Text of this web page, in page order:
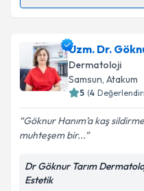
Dr. Ömrüm Korkmaz
oluşturun. Size bu
takvim
Kişisel verilerimin
Uzm. Dr.
Dermatoloji
Samsun, Atakum
5 (4
Göknur Hanım’a kaş
muhteşem bir...
Dr Göknur Tarım
Estetik